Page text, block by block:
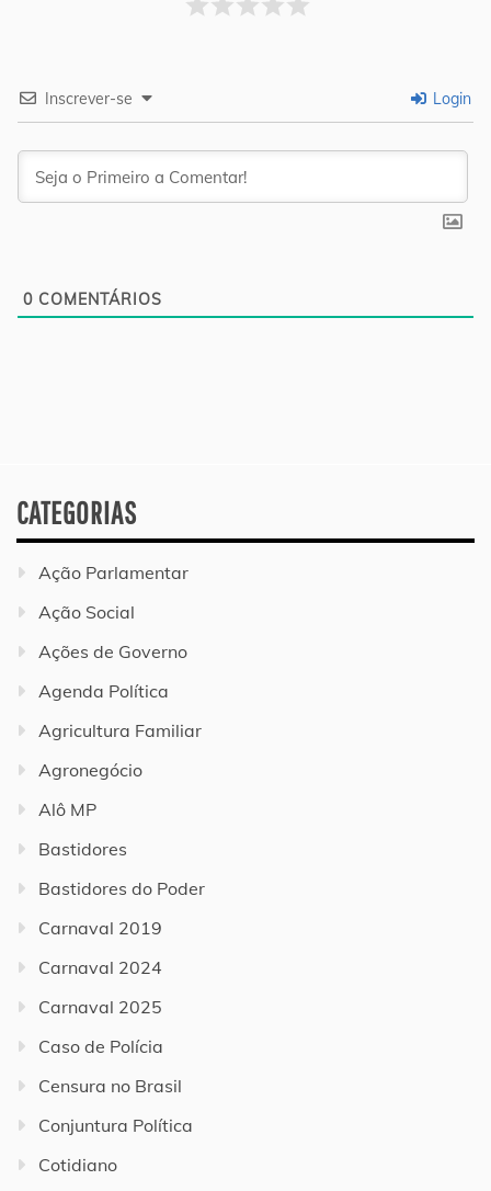
Inscrever-se Login
0 COMENTÁRIOS
CATEGORIAS
Ação Parlamentar
Ação Social
Ações de Governo
Agenda Política
Agricultura Familiar
Agronegócio
Alô MP
Bastidores
Bastidores do Poder
Carnaval 2019
Carnaval 2024
Carnaval 2025
Caso de Polícia
Censura no Brasil
Conjuntura Política
Cotidiano